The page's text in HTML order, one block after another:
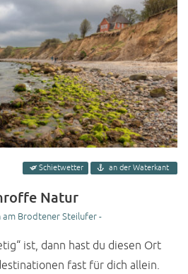
Schietwetter an der Waterkant
Natur
am Brodtener Steilufer -
ist, dann hast du diesen Ort
fast für dich allein.